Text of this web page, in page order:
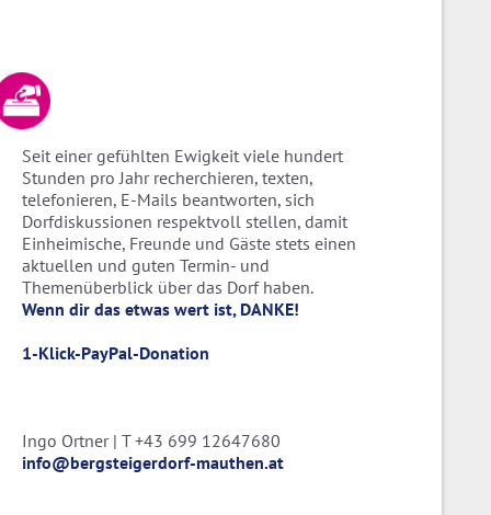
Seit einer gefühlten Ewigkeit viele hundert
Stunden pro Jahr recherchieren, texten,
telefonieren, E-Mails beantworten, sich
Dorfdiskussionen respektvoll stellen, damit
Einheimische, Freunde und Gäste stets einen
aktuellen und guten Termin- und
Themenüberblick über das Dorf haben.
Wenn dir das etwas wert ist, DANKE!
1-Klick-PayPal-Donation
Ingo Ortner | T +43 699 12647680
info@bergsteigerdorf-mauthen.at